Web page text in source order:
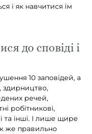
і як навчитися їм
до сповіді і
10 заповідей, а
здирництво,
речей,
робітникові,
та інші. І лише щире
же правильно